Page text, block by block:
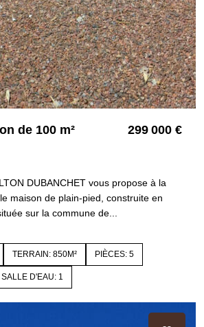
de 100 m² 299 000 €
DUBANCHET vous propose à la
maison de plain-pied, construite en
sur la commune de...
TERRAIN: 850M² PIÈCES: 5
SALLE D'EAU: 1